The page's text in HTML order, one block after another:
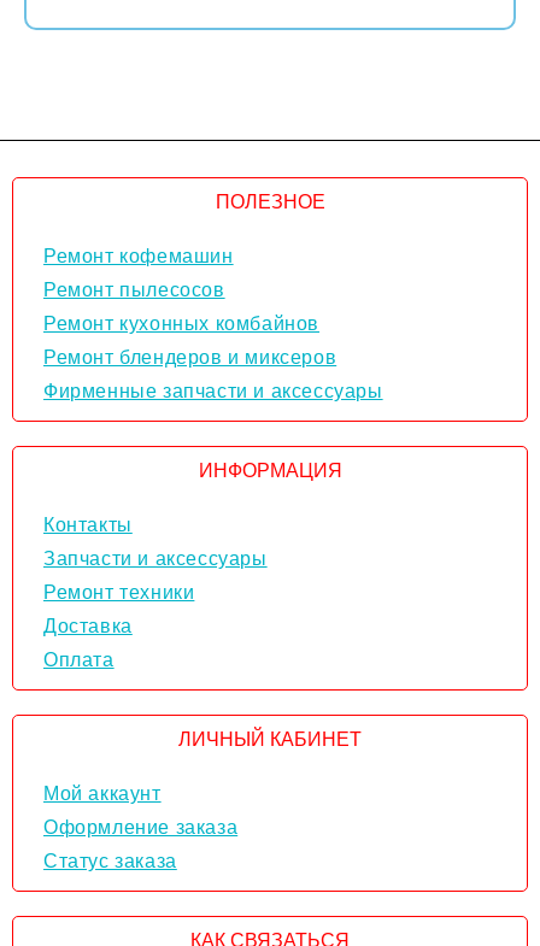
ПОЛЕЗНОЕ
Ремонт кофемашин
Ремонт пылесосов
Ремонт кухонных комбайнов
Ремонт блендеров и миксеров
Фирменные запчасти и аксессуары
ИНФОРМАЦИЯ
Контакты
Запчасти и аксессуары
Ремонт техники
Доставка
Оплата
ЛИЧНЫЙ КАБИНЕТ
Мой аккаунт
Оформление заказа
Статус заказа
КАК СВЯЗАТЬСЯ